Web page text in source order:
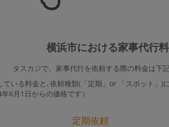
横浜市における家事代行
タスカジで、家事代行を依頼する際の料金は下
ている料金と､依頼種類(「定期」or 「スポット」)
6月1日からの価格です）
定期依頼